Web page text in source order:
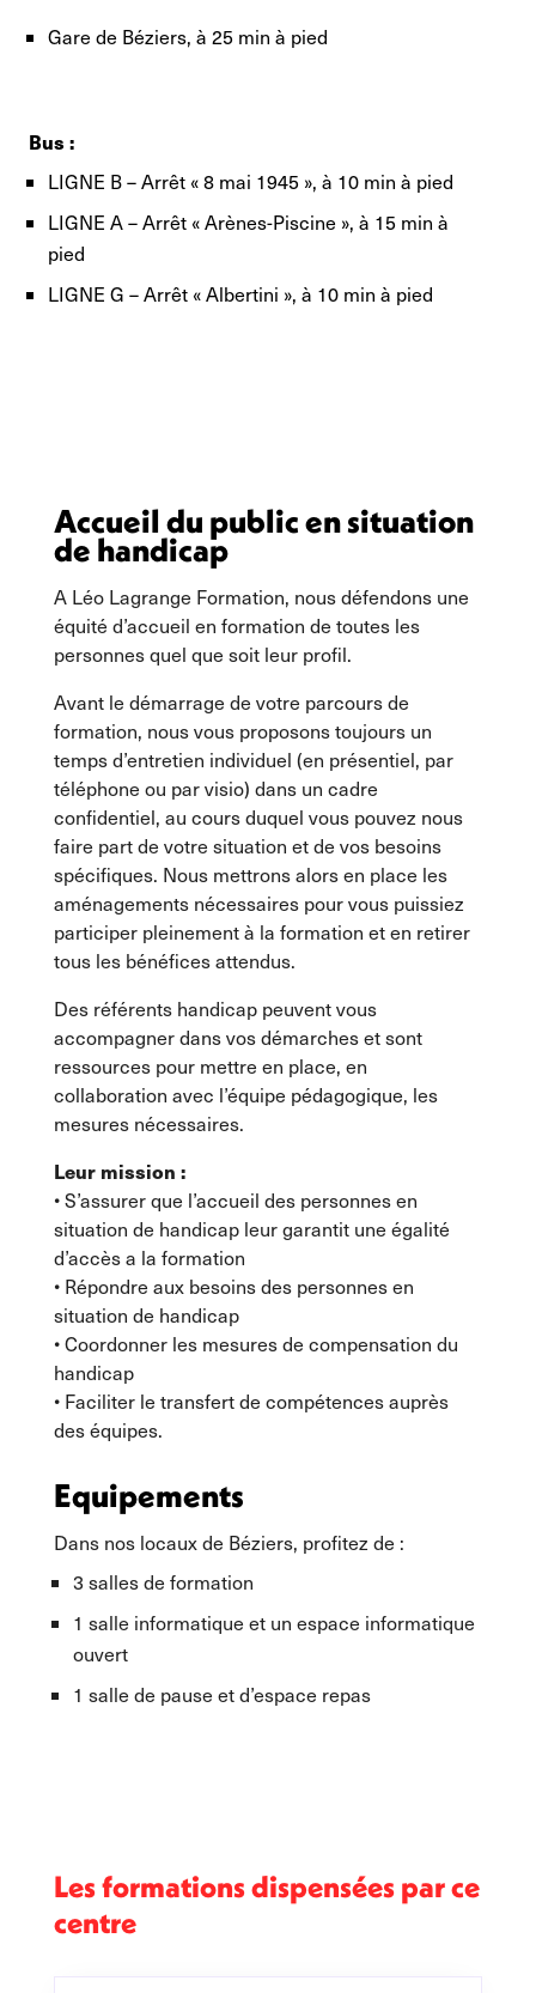
Gare de Béziers, à 25 min à pied
Bus :
LIGNE B – Arrêt « 8 mai 1945 », à 10 min à pied
LIGNE A – Arrêt « Arènes-Piscine », à 15 min à
pied
LIGNE G – Arrêt « Albertini », à 10 min à pied
Accueil du public en situation
de handicap
A Léo Lagrange Formation, nous défendons une
équité d’accueil en formation de toutes les
personnes quel que soit leur profil.
Avant le démarrage de votre parcours de
formation, nous vous proposons toujours un
temps d’entretien individuel (en présentiel, par
téléphone ou par visio) dans un cadre
confidentiel, au cours duquel vous pouvez nous
faire part de votre situation et de vos besoins
spécifiques. Nous mettrons alors en place les
aménagements nécessaires pour vous puissiez
participer pleinement à la formation et en retirer
tous les bénéfices attendus.
Des référents handicap peuvent vous
accompagner dans vos démarches et sont
ressources pour mettre en place, en
collaboration avec l’équipe pédagogique, les
mesures nécessaires.
Leur mission :
• S’assurer que l’accueil des personnes en
situation de handicap leur garantit une égalité
d’accès a la formation
• Répondre aux besoins des personnes en
situation de handicap
• Coordonner les mesures de compensation du
handicap
• Faciliter le transfert de compétences auprès
des équipes.
Equipements
Dans nos locaux de Béziers, profitez de :
3 salles de formation
1 salle informatique et un espace informatique
ouvert
1 salle de pause et d’espace repas
Les formations dispensées par ce
centre